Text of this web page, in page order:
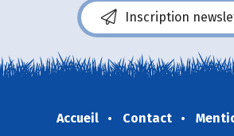
Inscription
Accueil Contact